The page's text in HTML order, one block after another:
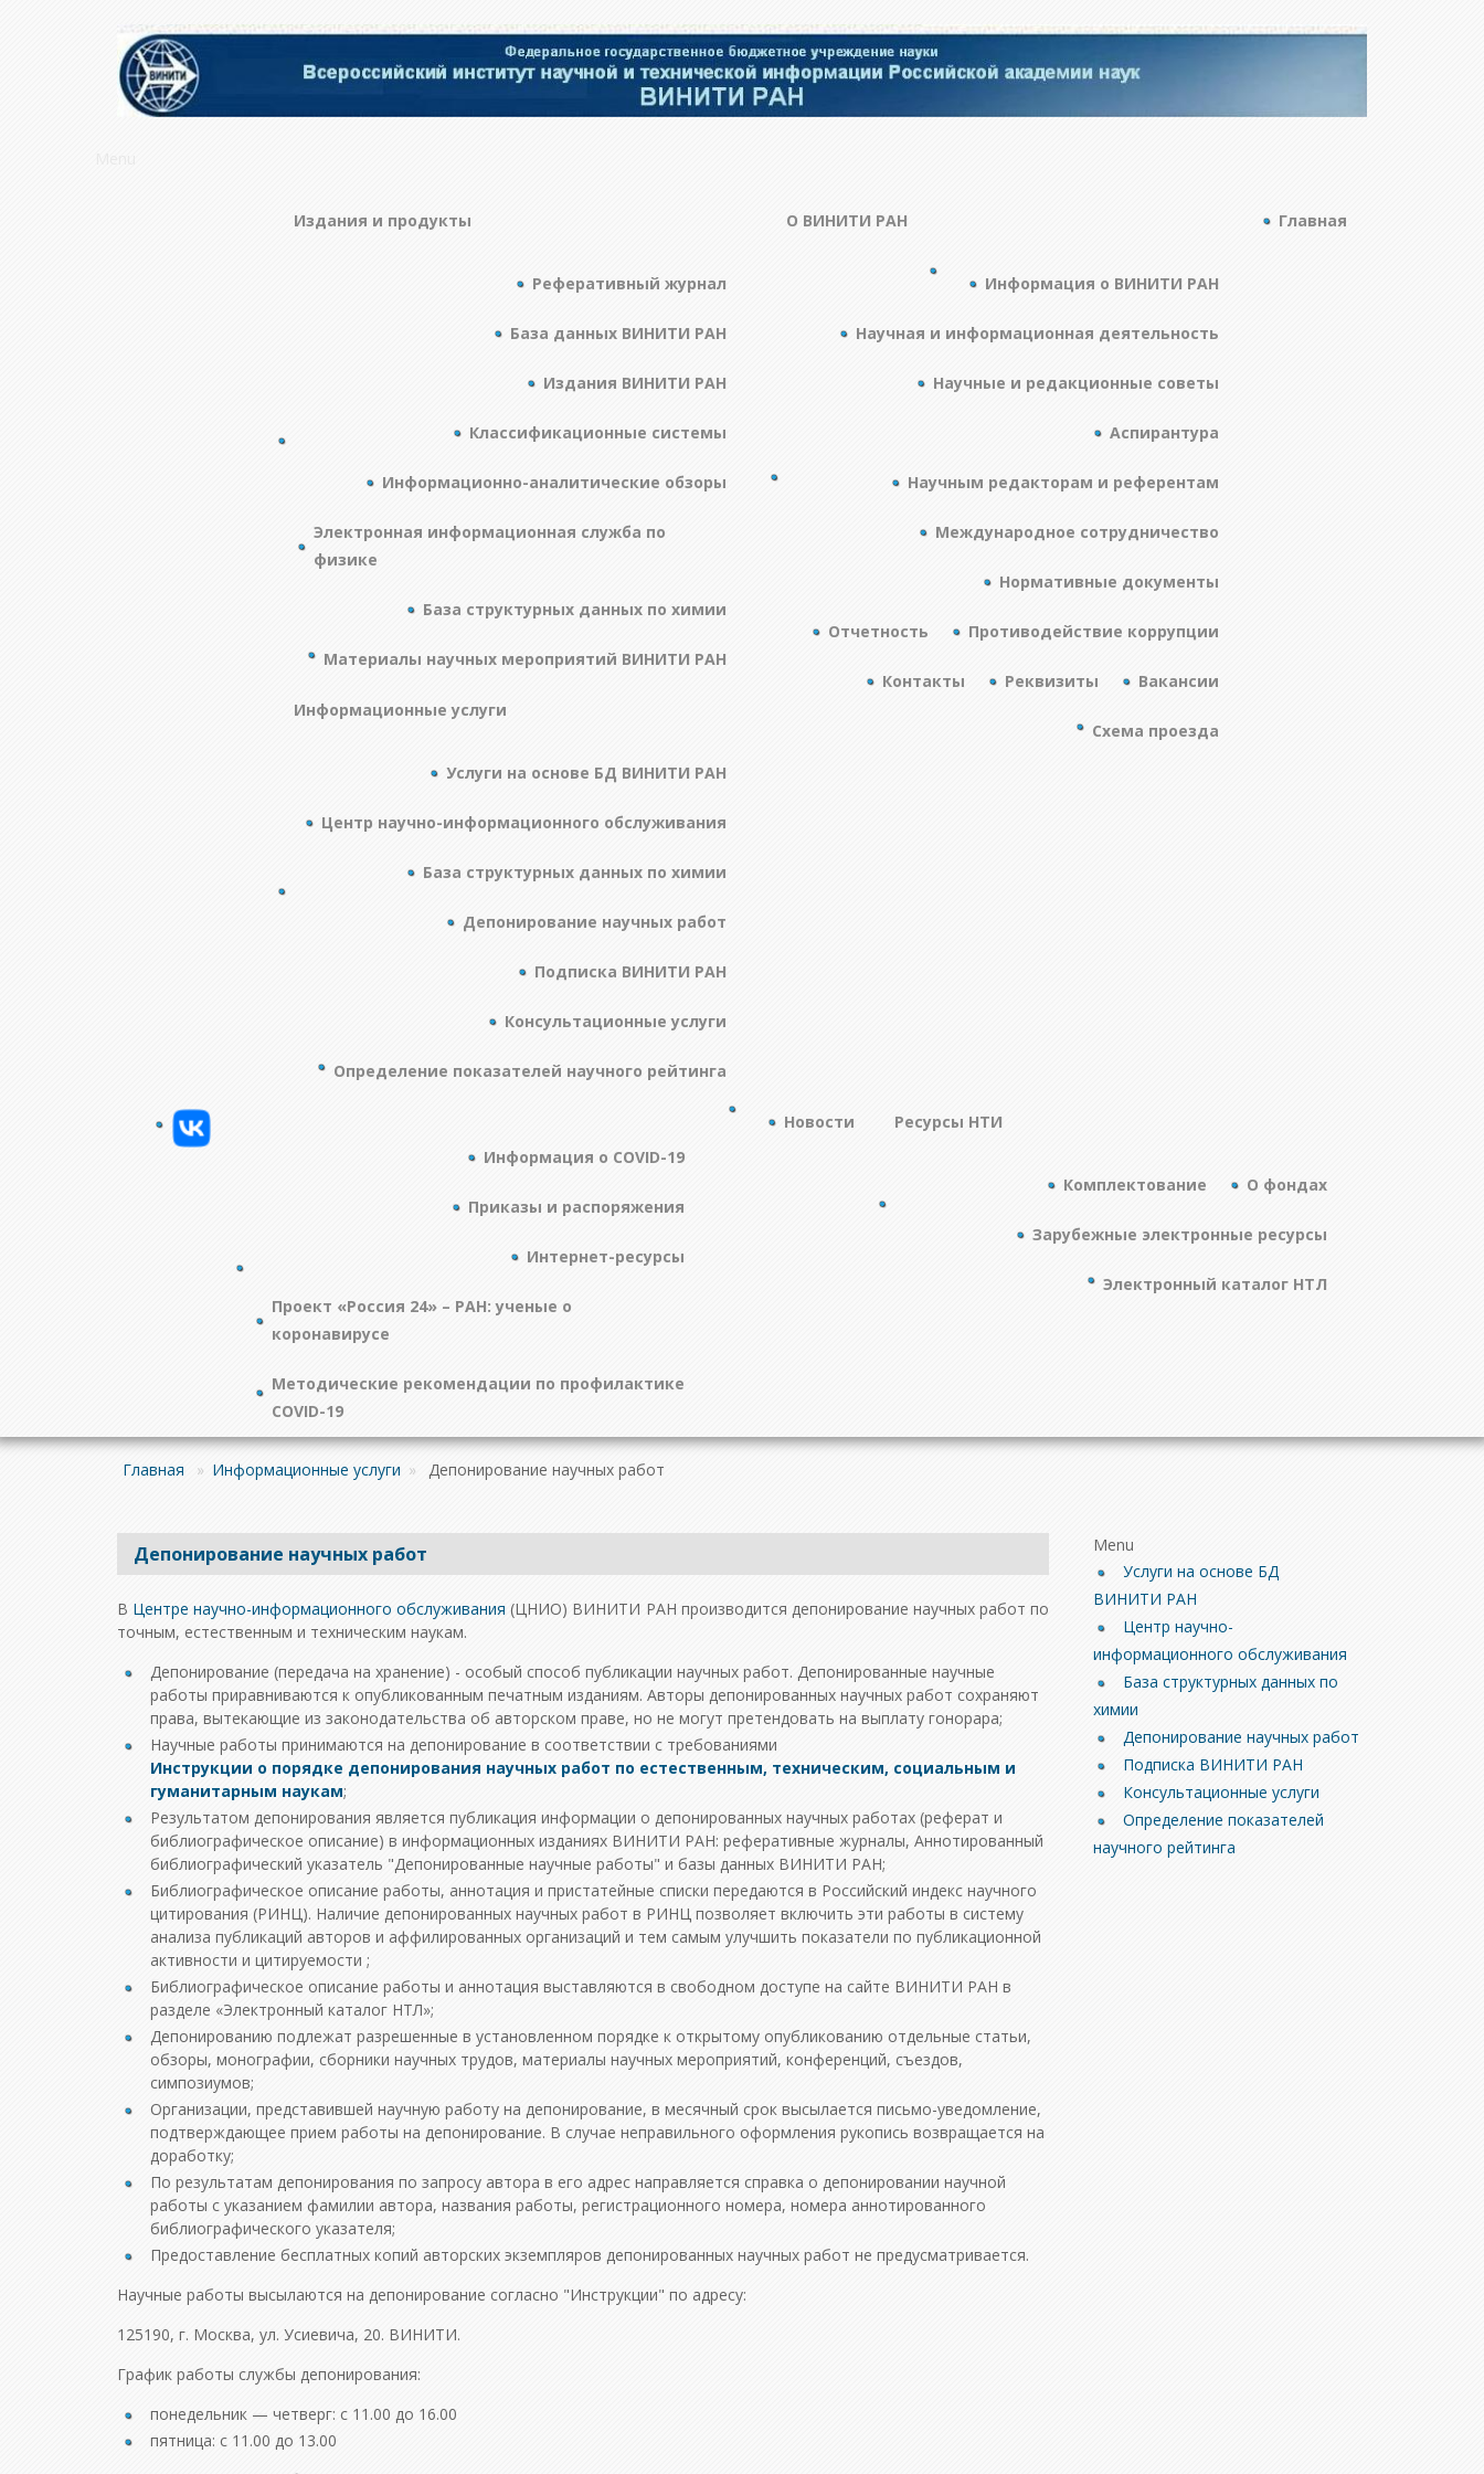
Главная
О ВИНИТИ РАН
Информация о ВИНИТИ РАН
Научная и информационная деятельность
Научные и редакционные советы
Аспирантура
Научным редакторам и референтам
Международное сотрудничество
Нормативные документы
Противодействие коррупции
Отчетность
Вакансии
Реквизиты
Контакты
Схема проезда
Издания и продукты
Реферативный журнал
База данных ВИНИТИ РАН
Издания ВИНИТИ РАН
Классификационные системы
Информационно-аналитические обзоры
Электронная информационная служба по
физике
База структурных данных по химии
Материалы научных мероприятий ВИНИТИ РАН
Информационные услуги
Услуги на основе БД ВИНИТИ РАН
Центр научно-информационного обслуживания
База структурных данных по химии
Депонирование научных работ
Подписка ВИНИТИ РАН
Консультационные услуги
Определение показателей научного рейтинга
Ресурсы НТИ
О фондах
Комплектование
Зарубежные электронные ресурсы
Электронный каталог НТЛ
Новости
Информация о COVID-19
Приказы и распоряжения
Интернет-ресурсы
Проект «Россия 24» – РАН: ученые о
коронавирусе
Методические рекомендации по профилактике
COVID-19
Главная » Информационные услуги » Депонирование научных работ
Депонирование научных работ
В Центре научно-информационного обслуживания (ЦНИО) ВИНИТИ РАН производится депонирование научных работ по
точным, естественным и техническим наукам.
Депонирование (передача на хранение) - особый способ публикации научных работ. Депонированные научные
работы приравниваются к опубликованным печатным изданиям. Авторы депонированных научных работ сохраняют
права, вытекающие из законодательства об авторском праве, но не могут претендовать на выплату гонорара;
Научные работы принимаются на депонирование в соответствии с требованиями
Инструкции о порядке депонирования научных работ по естественным, техническим, социальным и
гуманитарным наукам;
Результатом депонирования является публикация информации о депонированных научных работах (реферат и
библиографическое описание) в информационных изданиях ВИНИТИ РАН: реферативные журналы, Аннотированный
библиографический указатель "Депонированные научные работы" и базы данных ВИНИТИ РАН;
Библиографическое описание работы, аннотация и пристатейные списки передаются в Российский индекс научного
цитирования (РИНЦ). Наличие депонированных научных работ в РИНЦ позволяет включить эти работы в систему
анализа публикаций авторов и аффилированных организаций и тем самым улучшить показатели по публикационной
активности и цитируемости ;
Библиографическое описание работы и аннотация выставляются в свободном доступе на сайте ВИНИТИ РАН в
разделе «Электронный каталог НТЛ»;
Депонированию подлежат разрешенные в установленном порядке к открытому опубликованию отдельные статьи,
обзоры, монографии, сборники научных трудов, материалы научных мероприятий, конференций, съездов,
симпозиумов;
Организации, представившей научную работу на депонирование, в месячный срок высылается письмо-уведомление,
подтверждающее прием работы на депонирование. В случае неправильного оформления рукопись возвращается на
доработку;
По результатам депонирования по запросу автора в его адрес направляется справка о депонировании научной
работы с указанием фамилии автора, названия работы, регистрационного номера, номера аннотированного
библиографического указателя;
Предоставление бесплатных копий авторских экземпляров депонированных научных работ не предусматривается.
Научные работы высылаются на депонирование согласно "Инструкции" по адресу:
125190, г. Москва, ул. Усиевича, 20. ВИНИТИ.
График работы службы депонирования:
понедельник — четверг: с 11.00 до 16.00
пятница: с 11.00 до 13.00
Menu
Услуги на основе БД
ВИНИТИ РАН
Центр научно-
информационного обслуживания
База структурных данных по
химии
Депонирование научных работ
Подписка ВИНИТИ РАН
Консультационные услуги
Определение показателей
научного рейтинга